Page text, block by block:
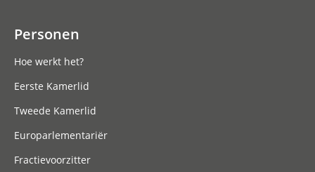
Personen
Hoe werkt het?
Eerste Kamerlid
Tweede Kamerlid
Europarlementariër
Fractievoorzitter